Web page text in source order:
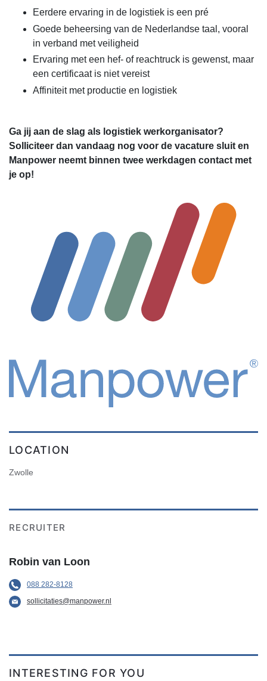
Eerdere ervaring in de logistiek is een pré
Goede beheersing van de Nederlandse taal, vooral
in verband met veiligheid
Ervaring met een hef- of reachtruck is gewenst, maar
een certificaat is niet vereist
Affiniteit met productie en logistiek
Ga jij aan de slag als logistiek werkorganisator?
Solliciteer dan vandaag nog voor de vacature sluit en
Manpower neemt binnen twee werkdagen contact met
je op!
LOCATION
Zwolle
RECRUITER
Robin van Loon
088 282-8128
sollicitaties@manpower.nl
INTERESTING FOR YOU